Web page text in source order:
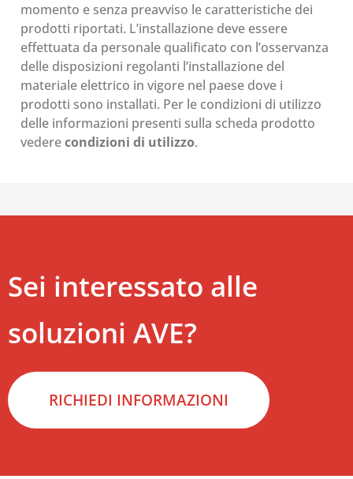
momento e senza preavviso le caratteristiche dei
prodotti riportati. L’installazione deve essere
effettuata da personale qualificato con l’osservanza
delle disposizioni regolanti l’installazione del
materiale elettrico in vigore nel paese dove i
prodotti sono installati. Per le condizioni di utilizzo
delle informazioni presenti sulla scheda prodotto
vederecondizioni di utilizzo.
Sei interessato alle
soluzioni AVE?
RICHIEDI INFORMAZIONI